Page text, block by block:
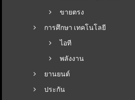
ขายตรง
การศึกษา เทคโนโลยี
ไอที
พลังงาน
ยานยนต์
ประกัน